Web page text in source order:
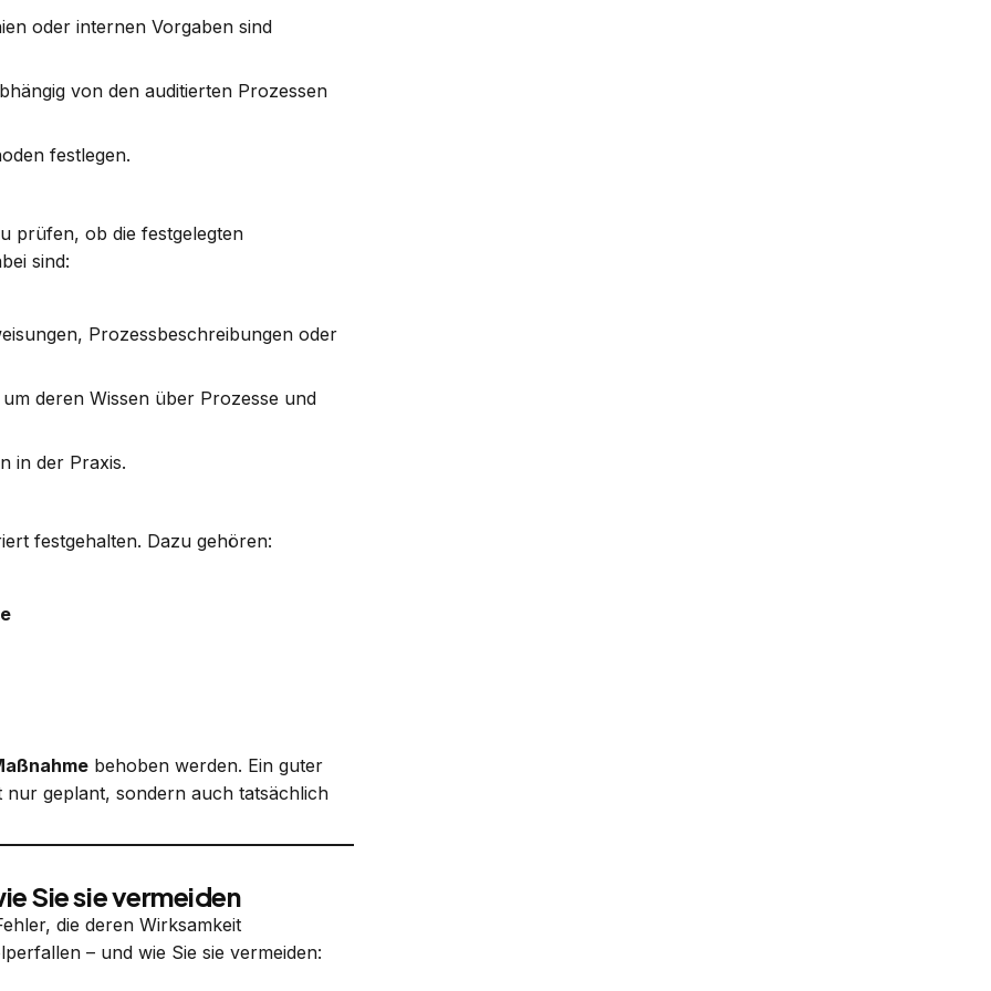
oder internen Vorgaben sind
von den auditierten Prozessen
festlegen.
prüfen, ob die festgelegten
sind:
Prozessbeschreibungen oder
deren Wissen über Prozesse und
in der Praxis.
festgehalten. Dazu gehören:
behoben werden. Ein guter
geplant, sondern auch tatsächlich
Sie sie vermeiden
die deren Wirksamkeit
– und wie Sie sie vermeiden: